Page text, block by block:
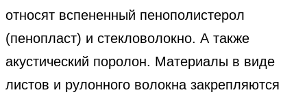
относят вспененный пенополистерол
(пенопласт) и стекловолокно. А также
акустический поролон. Материалы в виде
листов и рулонного волокна закрепляются